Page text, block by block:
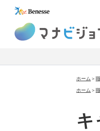
ホーム ＞
ホーム ＞
キ